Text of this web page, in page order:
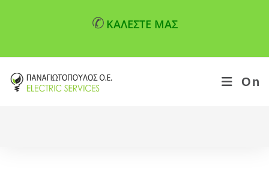
✆ ΚΑΛΕΣΤΕ ΜΑΣ
On